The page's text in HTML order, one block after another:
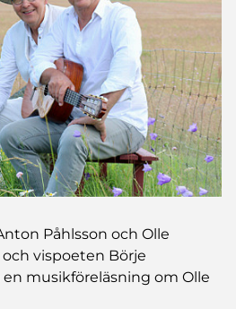
Påhlsson och Olle
vispoeten Börje
musikföreläsning om Olle